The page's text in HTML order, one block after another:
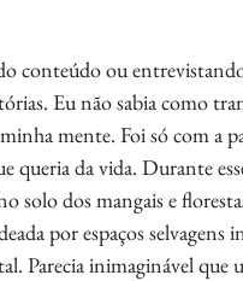
conteúdo ou
Eu não sabia como
mente. Foi só com a
queria da vida. Durante
solo dos mangais e
por espaços selvagens
Parecia inimaginável que